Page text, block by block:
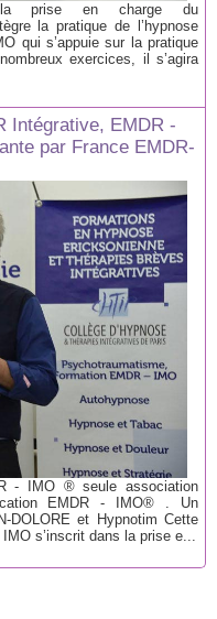
la prise en charge du
la pratique de l’hypnose
qui s’appuie sur la pratique
exercices, il s’agira
Intégrative, EMDR -
par France EMDR-
- IMO ® seule association
EMDR - IMO® . Un
DOLORE et Hypnotim Cette
s’inscrit dans la prise e...